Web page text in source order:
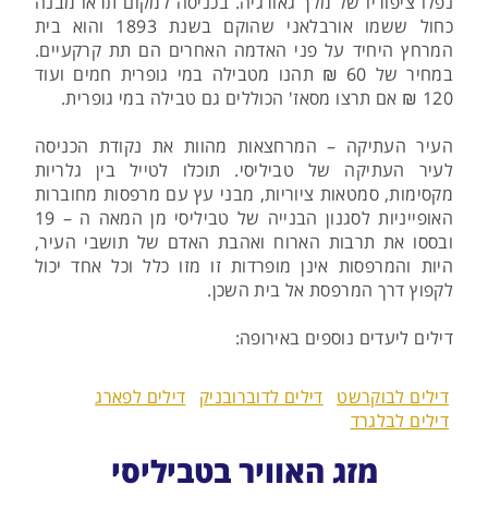
כחול ששמו אורבלאני שהוקם בשנת 1893 והוא בית
המרחץ היחיד על פני האדמה האחרים הם תת קרקעיים.
במחיר של 60 ₪ תהנו מטבילה במי גופרית חמים ועוד
120 ₪ אם תרצו מסאז' הכוללים גם טבילה במי גופרית.
העיר העתיקה – המרחצאות מהוות את נקודת הכניסה
לעיר העתיקה של טביליסי. תוכלו לטייל בין גלריות
מקסימות, סמטאות ציוריות, מבני עץ עם מרפסות מחוברות
האופייניות לסגנון הבנייה של טביליסי מן המאה ה – 19
ובססו את תרבות הארוח ואהבת האדם של תושבי העיר,
היות והמרפסות אינן מופרדות זו מזו כלל וכל אחד יכול
לקפוץ דרך המרפסת אל בית השכן.
דילים ליעדים נוספים באירופה:
דילים לבוקרשט דילים לדוברובניק
דילים לפארג
דילים לבלגרד
מזג האוויר בטביליסי